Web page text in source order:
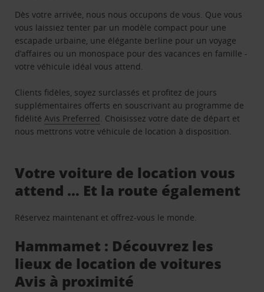
Dès votre arrivée, nous nous occupons de vous. Que vous
vous laissiez tenter par un modèle compact pour une
escapade urbaine, une élégante berline pour un voyage
d’affaires ou un monospace pour des vacances en famille -
votre véhicule idéal vous attend.
Clients fidèles, soyez surclassés et profitez de jours
supplémentaires offerts en souscrivant au programme de
fidélitéAvis Preferred. Choisissez votre date de départ et
nous mettrons votre véhicule de location à disposition.
Votre voiture de location vous
attend … Et la route également
Réservez maintenant et offrez-vous le monde.
Hammamet : Découvrez les
lieux de location de voitures
Avis à proximité